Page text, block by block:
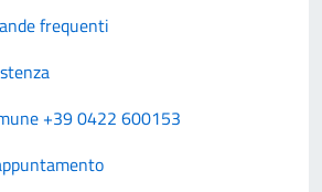
frequenti
+39 0422 600153